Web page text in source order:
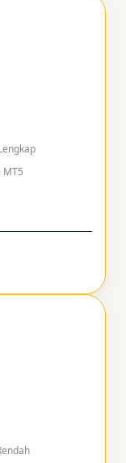
MT5